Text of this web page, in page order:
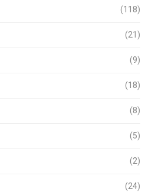
(118)
(21)
(9)
(18)
(8)
(5)
(2)
(24)